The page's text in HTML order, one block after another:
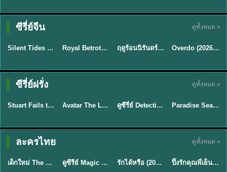
ซีรี่ย์จีน ดูทั้งหมด »
★9.5
พากย์ไทย
Silent Tides คลื่นลมลวง (2025) พากย์ไทย ซับไทย EP.1-31 ★9 Royal Betrothal (2026) สัญญาวิวาห์แห่งราชวงศ์ พากย์ไทย ซับไทย EP1-32 ★8.8 ฤดูร้อนนิรันดร์ (2026) Never-Ending Summer พากย์ไทย EP.1-29
ซับไทย
Overdo (2026) รักเกินแค้น พากย์ไทย ซับไทย EP1-33 (จบ)
ซีรี่ย์ฝรั่ง ดูทั้งหมด »
★8.8 EP.2
พากย์ไทย
TH EP. 2
Stuart Fails to Save the Universe (2026) สจ๊วตล่มแผนกู้จักรวาล พากย์ไทย EP1-10 ★7.8 EP.7Avatar The Last Airbender 2 เณรน้อยเจ้าอภินิหาร พากย์ไทย EP.9ดูซีรี่ย์ Detective Hole (2026) พากย์ไทย HD ฟรี อัปเดตล่าสุด Netflix EP.8
พากย์ไทย
Paradise Season 2 (2026) พากย์ไทย EP1-8 ดูซีรี่ย์ฝรั่ง HD ครบทุกตอน
ละครไทย ดูทั้งหมด »
★ 8 EP.6
พากย์ไทย
เด็กใหม่ The Reset 2026 EP1-6 พากย์ไทย ดูซีรี่ย์ Netflix ล่าสุด HD ดูซีรีย์ Magic Move (2026) ทำนายทายรัก Thai EP.1-10 HD รักได้หรือ (2026) YOUNG Let's Begin Again พากย์ไทย EP.1-19 ★8
พากย์ไทย
ปิ๊งรักคุณพี่เย็นชา (2026) Frozen Valentine EP.1-10 (จบ)